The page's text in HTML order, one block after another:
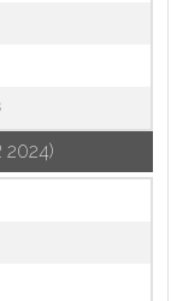
2024)